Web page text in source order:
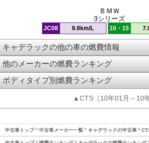
ＢＭＷ
3シリーズ
JC08 9.9km/L 10・15
キャデラックの他の車の燃費情報
他のメーカーの燃費ランキング
ボディタイプ別燃費ランキング
▲CTS（10年01月～10
中古車トップ 中古車メーカー一覧 キャデラックの中古車